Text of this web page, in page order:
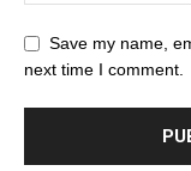
Save my name,
next time I comment.